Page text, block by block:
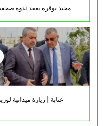
مجيد بوقرة يعقد ندوة صحفية
عنابة | زيارة ميدانية